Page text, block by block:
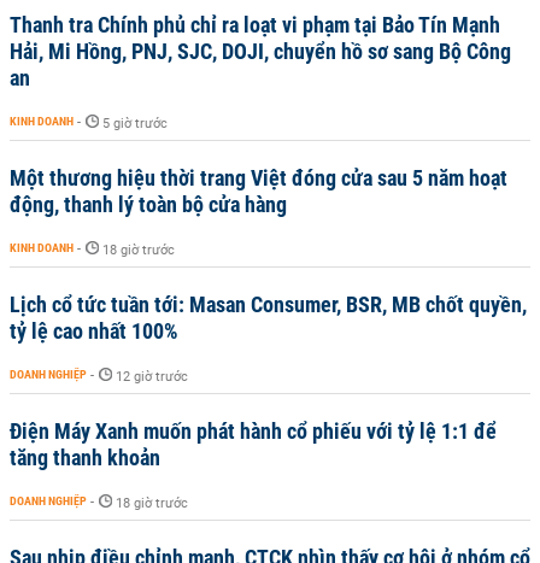
Thanh tra Chính phủ chỉ ra loạt vi phạm tại Bảo Tín Mạnh
Hải, Mi Hồng, PNJ, SJC, DOJI, chuyển hồ sơ sang Bộ Công
an
KINH DOANH - 5 giờ trước
Một thương hiệu thời trang Việt đóng cửa sau 5 năm hoạt
động, thanh lý toàn bộ cửa hàng
KINH DOANH - 18 giờ trước
Lịch cổ tức tuần tới: Masan Consumer, BSR, MB chốt quyền,
tỷ lệ cao nhất 100%
DOANH NGHIỆP - 12 giờ trước
Điện Máy Xanh muốn phát hành cổ phiếu với tỷ lệ 1:1 để
tăng thanh khoản
DOANH NGHIỆP - 18 giờ trước
Sau nhịp điều chỉnh mạnh, CTCK nhìn thấy cơ hội ở nhóm cổ